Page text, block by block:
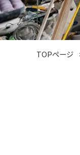
TOPページ